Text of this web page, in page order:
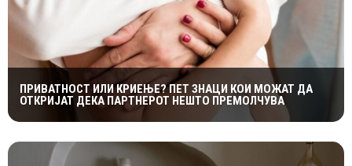
ПРИВАТНОСТ ИЛИ КРИЕЊЕ? ПЕТ ЗНАЦИ КОИ МОЖАТ ДА
ОТКРИЈАТ ДЕКА ПАРТНЕРОТ НЕШТО ПРЕМОЛЧУВА